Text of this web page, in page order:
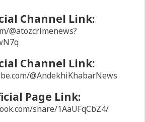
Channel Link:
@atozcrimenews?
Channel Link:
@AndekhiKhabarNews
Page Link:
share/1AaUFqCbZ4/